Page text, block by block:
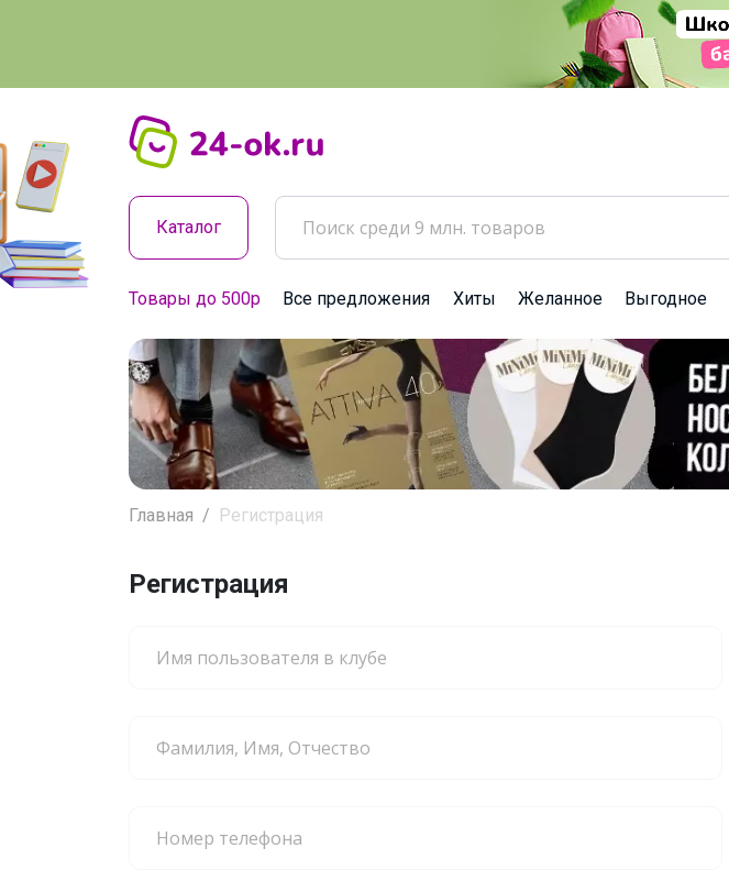
Каталог
Товары до 500р Все предложения Хиты Желанное Выгодное
Главная Регистрация
Регистрация